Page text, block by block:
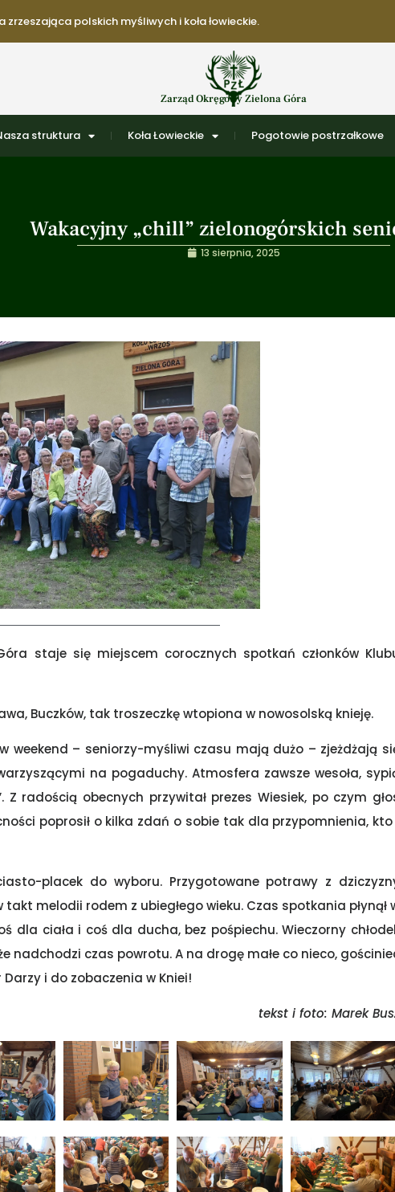
polskich myśliwych i koła łowieckie.
Zarząd Okręgowy Zielona Góra
struktura Koła Łowieckie Pogotowie postrzałkowe
Wakacyjny „chill” zielonogórskich
13 sierpnia, 2025
staje się miejscem corocznych spotkań członków
Buczków, tak troszeczkę wtopiona w nowosolską knieję.
weekend – seniorzy-myśliwi czasu mają dużo – zjeżdżają
na pogaduchy. Atmosfera zawsze wesoła,
Z radością obecnych przywitał prezes Wiesiek, po czym
poprosił o kilka zdań o sobie tak dla przypomnienia, kto
placek do wyboru. Przygotowane potrawy z
melodii rodem z ubiegłego wieku. Czas spotkania płynął
dla ciała i coś dla ducha, bez pośpiechu. Wieczorny
nadchodzi czas powrotu. A na drogę małe co nieco,
Darzy i do zobaczenia w Kniei!
tekst i foto: Marek